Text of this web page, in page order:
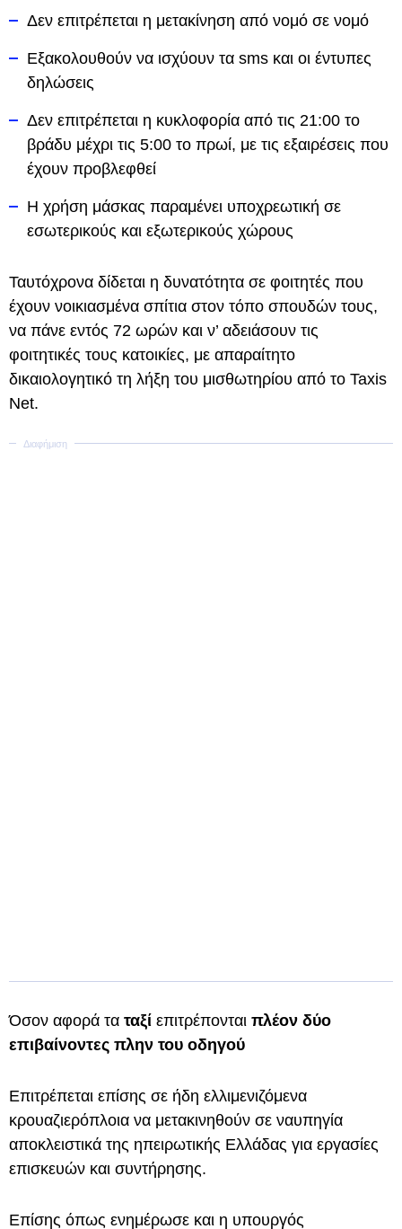
Δεν επιτρέπεται η μετακίνηση από νομό σε νομό
Εξακολουθούν να ισχύουν τα sms και οι έντυπες
δηλώσεις
Δεν επιτρέπεται η κυκλοφορία από τις 21:00 το
βράδυ μέχρι τις 5:00 το πρωί, με τις εξαιρέσεις που
έχουν προβλεφθεί
Η χρήση μάσκας παραμένει υποχρεωτική σε
εσωτερικούς και εξωτερικούς χώρους
Ταυτόχρονα δίδεται η δυνατότητα σε φοιτητές που
έχουν νοικιασμένα σπίτια στον τόπο σπουδών τους,
να πάνε εντός 72 ωρών και ν’ αδειάσουν τις
φοιτητικές τους κατοικίες, με απαραίτητο
δικαιολογητικό τη λήξη του μισθωτηρίου από το Taxis
Net.
Όσον αφορά τα ταξί επιτρέπονται πλέον δύο
επιβαίνοντες πλην του οδηγού
Επιτρέπεται επίσης σε ήδη ελλιμενιζόμενα
κρουαζιερόπλοια να μετακινηθούν σε ναυπηγία
αποκλειστικά της ηπειρωτικής Ελλάδας για εργασίες
επισκευών και συντήρησης.
Επίσης όπως ενημέρωσε και η υπουργός